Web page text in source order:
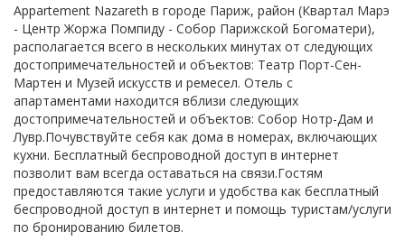
Appartement Nazareth в городе Париж, район (Квартал Марэ
- Центр Жоржа Помпиду - Собор Парижской Богоматери),
располагается всего в нескольких минутах от следующих
достопримечательностей и объектов: Театр Порт-Сен-
Мартен и Музей искусств и ремесел. Отель с
апартаментами находится вблизи следующих
достопримечательностей и объектов: Собор Нотр-Дам и
Лувр.Почувствуйте себя как дома в номерах, включающих
кухни. Бесплатный беспроводной доступ в интернет
позволит вам всегда оставаться на связи.Гостям
предоставляются такие услуги и удобства как бесплатный
беспроводной доступ в интернет и помощь туристам/услуги
по бронированию билетов.